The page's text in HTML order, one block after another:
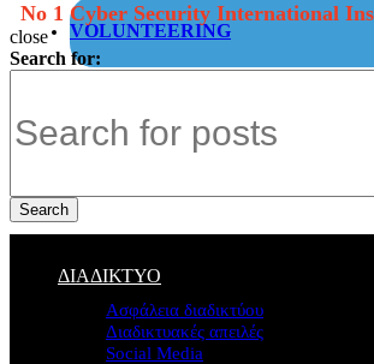
VOLUNTEERING
No 1 Cyber Security International
close
Search for:
Search
ΔΙΑΔΙΚΤΥΟ
Ασφάλεια διαδικτύου
Διαδικτυακές απειλές
Social Media